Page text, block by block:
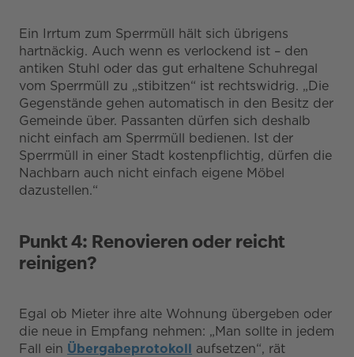
Ein Irrtum zum Sperrmüll hält sich übrigens
hartnäckig. Auch wenn es verlockend ist – den
antiken Stuhl oder das gut erhaltene Schuhregal
vom Sperrmüll zu „stibitzen“ ist rechtswidrig. „Die
Gegenstände gehen automatisch in den Besitz der
Gemeinde über. Passanten dürfen sich deshalb
nicht einfach am Sperrmüll bedienen. Ist der
Sperrmüll in einer Stadt kostenpflichtig, dürfen die
Nachbarn auch nicht einfach eigene Möbel
dazustellen.“
Punkt 4: Renovieren oder reicht
reinigen?
Egal ob Mieter ihre alte Wohnung übergeben oder
die neue in Empfang nehmen: „Man sollte in jedem
Fall ein Übergabeprotokoll aufsetzen“, rät